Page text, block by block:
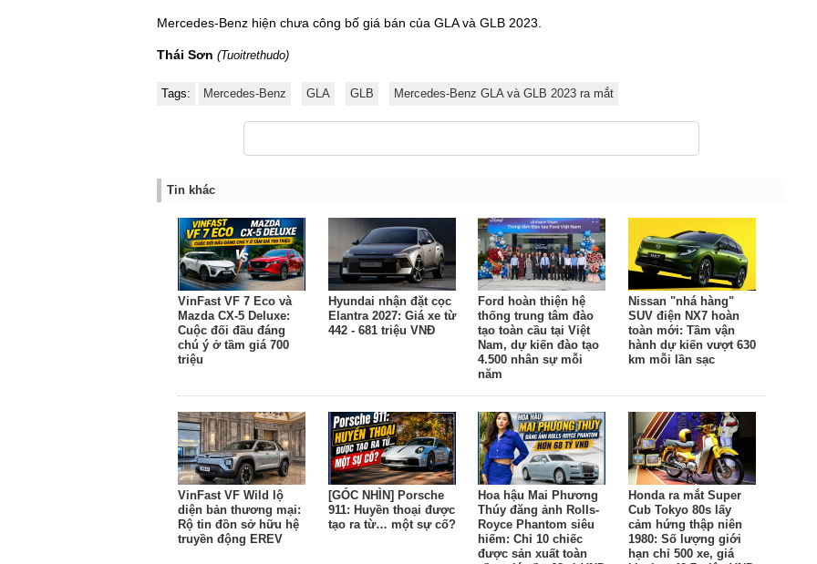
Mercedes-Benz hiện chưa công bố giá bán của GLA và GLB 2023.
Thái Sơn (Tuoitrethudo)
Tags: Mercedes-Benz GLA GLB Mercedes-Benz GLA và GLB 2023 ra mắt
Tin khác
VinFast VF 7 Eco và
Mazda CX-5 Deluxe:
Cuộc đối đầu đáng
chú ý ở tầm giá 700
triệu
Hyundai nhận đặt cọc
Elantra 2027: Giá xe từ
442 - 681 triệu VNĐ
Ford hoàn thiện hệ
thống trung tâm đào
tạo toàn cầu tại Việt
Nam, dự kiến đào tạo
4.500 nhân sự mỗi
năm
Nissan "nhá hàng"
SUV điện NX7 hoàn
toàn mới: Tầm vận
hành dự kiến vượt 630
km mỗi lần sạc
VinFast VF Wild lộ
diện bản thương mại:
Rộ tin đồn sở hữu hệ
truyền động EREV
[GÓC NHÌN] Porsche
911: Huyền thoại được
tạo ra từ… một sự cố?
Hoa hậu Mai Phương
Thúy đăng ảnh Rolls-
Royce Phantom siêu
hiếm: Chỉ 10 chiếc
được sản xuất toàn
Honda ra mắt Super
Cub Tokyo 80s lấy
cảm hứng thập niên
1980: Số lượng giới
hạn chỉ 500 xe, giá